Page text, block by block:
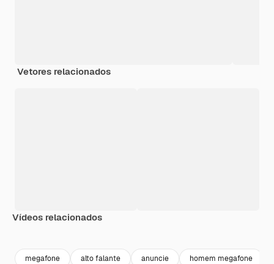
Vetores relacionados
Vídeos relacionados
megafone alto falante anuncie homem megafone